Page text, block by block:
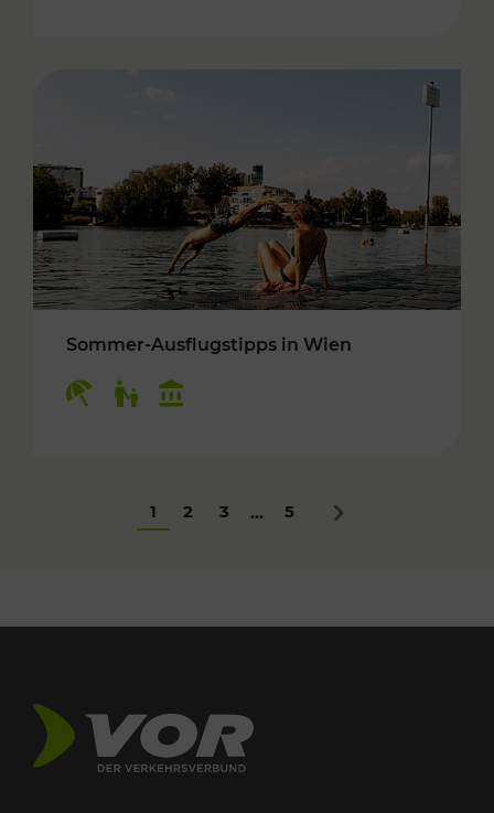
Sommer-Ausflugstipps in Wien
1 2 3 ... 5 Nächstes